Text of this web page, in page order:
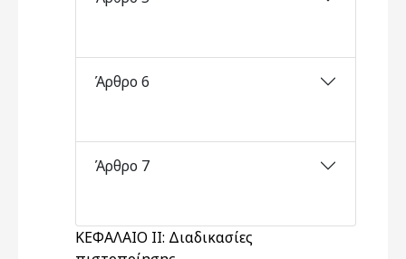
Άρθρο 6
Άρθρο 7
ΚΕΦΑΛΑΙΟ ΙΙ: Διαδικασίες